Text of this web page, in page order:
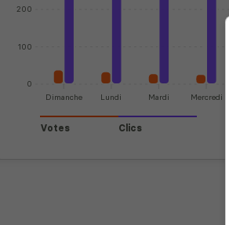
0
100
200
Dimanche Lundi Mardi Mercredi
Votes Clics